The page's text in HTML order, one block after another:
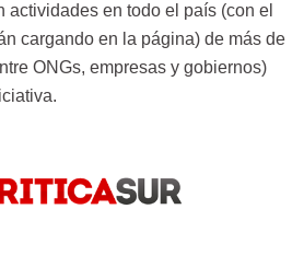
actividades en todo el país (con el
cargando en la página) de más de
ONGs, empresas y gobiernos)